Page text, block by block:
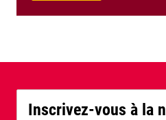
Inscrivez-vous à la